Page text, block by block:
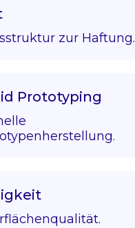
zur Haftung.
Prototyping